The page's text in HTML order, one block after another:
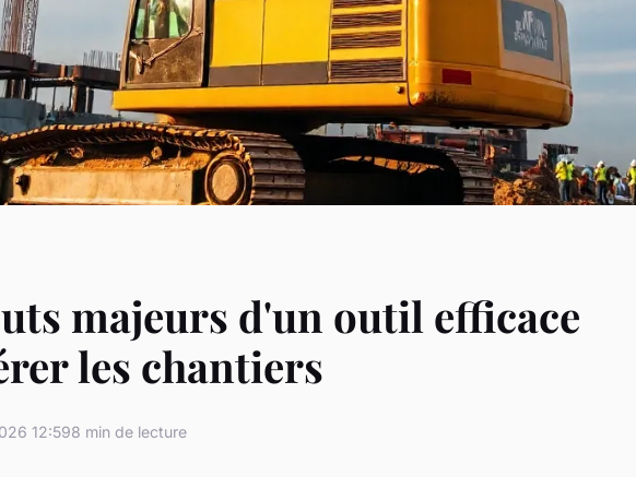
majeurs d'un outil efficace
les chantiers
12:598 min de lecture